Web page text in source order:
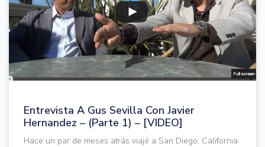
Entrevista A Gus Sevilla Con Javier
Hernandez – (Parte 1) – [VIDEO]
Hace un par de meses atrás viajé a San Diego, California